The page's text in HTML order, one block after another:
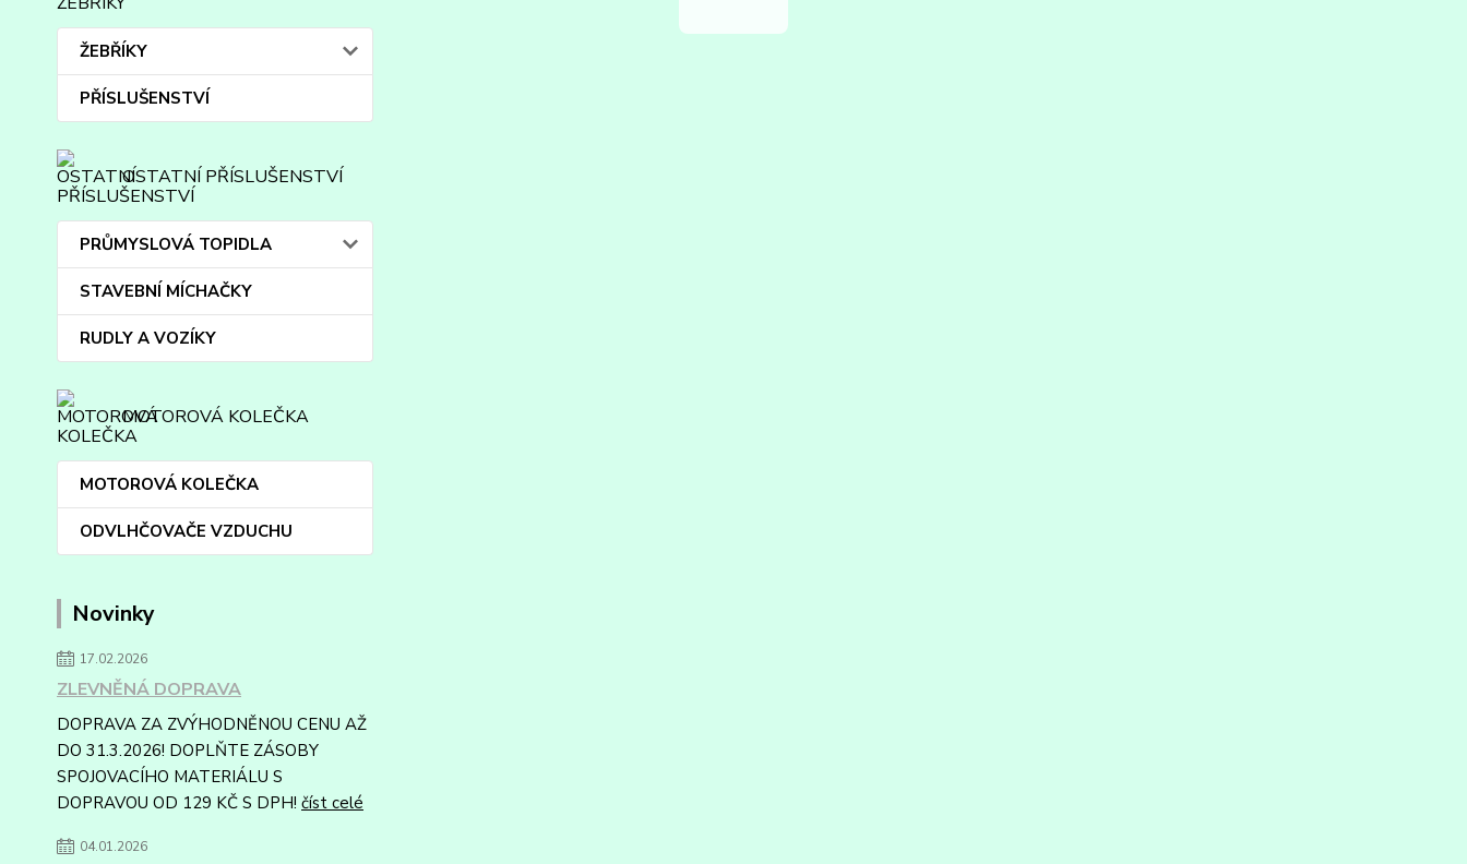
ŽEBŘÍKY
PŘÍSLUŠENSTVÍ
OSTATNÍ PŘÍSLUŠENSTVÍ
PRŮMYSLOVÁ TOPIDLA
STAVEBNÍ MÍCHAČKY
RUDLY A VOZÍKY
MOTOROVÁ KOLEČKA
MOTOROVÁ KOLEČKA
ODVLHČOVAČE VZDUCHU
Novinky
17.02.2026
ZLEVNĚNÁ DOPRAVA
DOPRAVA ZA ZVÝHODNĚNOU CENU AŽ
DO 31.3.2026! DOPLŇTE ZÁSOBY
SPOJOVACÍHO MATERIÁLU S
DOPRAVOU OD 129 KČ S DPH! číst celé
04.01.2026